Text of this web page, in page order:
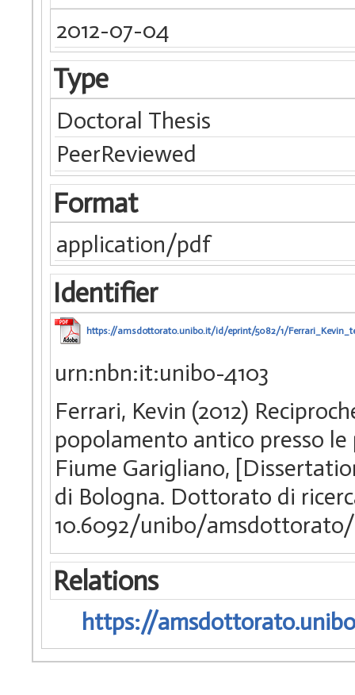
2012-07-04
Type
Doctoral Thesis
PeerReviewed
Format
application/pdf
Identifier
https://amsdottorato.unibo.it/id/eprint/5082/1/
urn:nbn:it:unibo-4103
Ferrari, Kevin (2012)
popolamento antico presso
Fiume Garigliano,
di Bologna. Dottorato di
10.6092/unibo/
Relations
https://